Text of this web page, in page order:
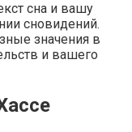
сна и вашу
сновидений.
значения в
и вашего